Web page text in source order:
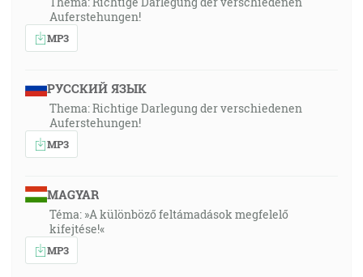
Auferstehungen!
MP3
РУССКИЙ ЯЗЫК
Thema: Richtige Darlegung der verschiedenen
Auferstehungen!
MP3
MAGYAR
Téma: »A különböző feltámadások megfelelő
kifejtése!«
MP3